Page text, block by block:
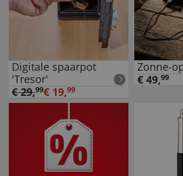
Digitale spaarpot
'Tresor'
€29,99€ 19,99
Zonne-
€ 49,99